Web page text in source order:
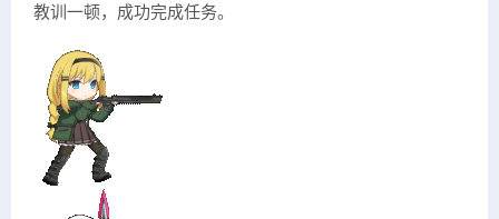
教训一顿，成功完成任务。